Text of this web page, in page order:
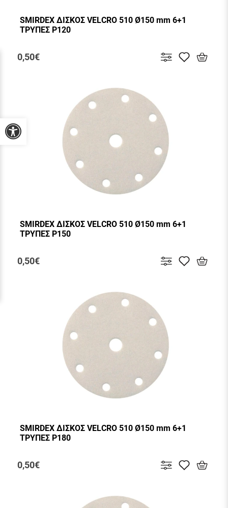
SMIRDEX ΔΙΣΚΟΣ VELCRO 510 Ø150 mm 6+1
ΤΡΥΠΕΣ P120
0,50€
SMIRDEX ΔΙΣΚΟΣ VELCRO 510 Ø150 mm 6+1
ΤΡΥΠΕΣ P150
0,50€
SMIRDEX ΔΙΣΚΟΣ VELCRO 510 Ø150 mm 6+1
ΤΡΥΠΕΣ P180
0,50€
Προσβασιμότητα